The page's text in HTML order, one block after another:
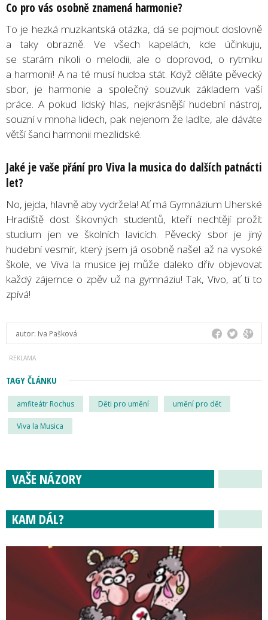
Co pro vás osobně znamená harmonie?
To je hezká muzikantská otázka, dá se pojmout doslovně
a taky obrazně. Ve všech kapelách, kde účinkuju,
se starám nikoli o melodii, ale o doprovod, o rytmiku
a harmonii! A na té musí hudba stát. Když děláte pěvecký
sbor, je harmonie a společný souzvuk základem vaší
práce. A pokud lidský hlas, nejkrásnější hudební nástroj,
souzní v mnoha lidech, pak nejenom že ladíte, ale dáváte
větší šanci harmonii mezilidské.
Jaké je vaše přání pro Viva la musica do dalších patnácti
let?
No, jejda, hlavně aby vydržela! Ať má Gymnázium Uherské
Hradiště dost šikovných studentů, kteří nechtějí prožít
studium jen ve školních lavicích. Pěvecký sbor je jiný
hudební vesmír, který jsem já osobně našel až na vysoké
škole, ve Viva la musice jej může daleko dřív objevovat
každý zájemce o zpěv už na gymnáziu! Tak, Vivo, ať ti to
zpívá!
autor: Iva Pašková
TAGY ČLÁNKU
amfiteátr Rochus Děti pro umění umění pro dět
Viva la Musica
VAŠE NÁZORY
KAM DÁL?